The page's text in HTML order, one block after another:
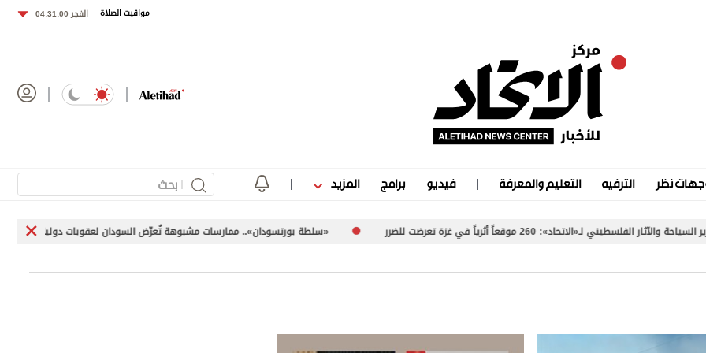
مواقيت الصلاة الفجر 04:31:00
نظر الترفيه التعليم والمعرفة فيديو برامج المزيد
لـ«الاتحاد»: 260 موقعاً أثرياً في غزة تعرضت للضرر «سلطة بورتسودان».. ممارسات مشبوهة تُعرّض السودان لعقوبات دولية «اليونيفيل»